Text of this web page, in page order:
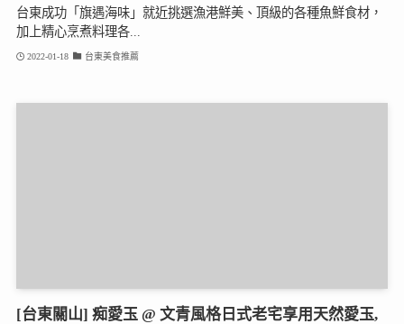
台東成功「旗遇海味」就近挑選漁港鮮美、頂級的各種魚鮮食材，
加上精心烹煮料理各...
2022-01-18 台東美食推薦
[台東關山] 痴愛玉 @ 文青風格日式老宅享用天然愛玉,